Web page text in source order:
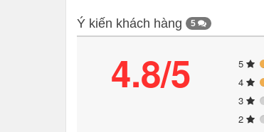
Ý kiến khách hàng 5
4.8/5 5
4
3
2